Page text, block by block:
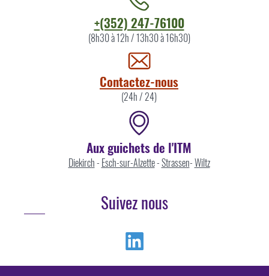
+(352) 247-76100
(8h30 à 12h / 13h30 à 16h30)
Contactez-nous
(24h / 24)
Aux guichets de l'ITM
Diekirch- Esch-sur-Alzette-Strassen-Wiltz
Suivez nous